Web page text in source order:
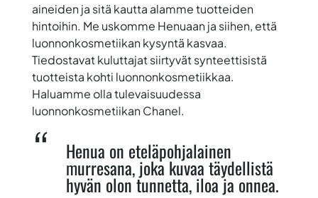
aineiden ja sitä kautta alamme tuotteiden
hintoihin. Me uskomme Henuaan ja siihen, että
luonnonkosmetiikan kysyntä kasvaa.
Tiedostavat kuluttajat siirtyvät synteettisistä
tuotteista kohti luonnonkosmetiikkaa.
Haluamme olla tulevaisuudessa
luonnonkosmetiikan Chanel.
Henua on eteläpohjalainen
murresana, joka kuvaa täydellistä
hyvän olon tunnetta, iloa ja onnea.